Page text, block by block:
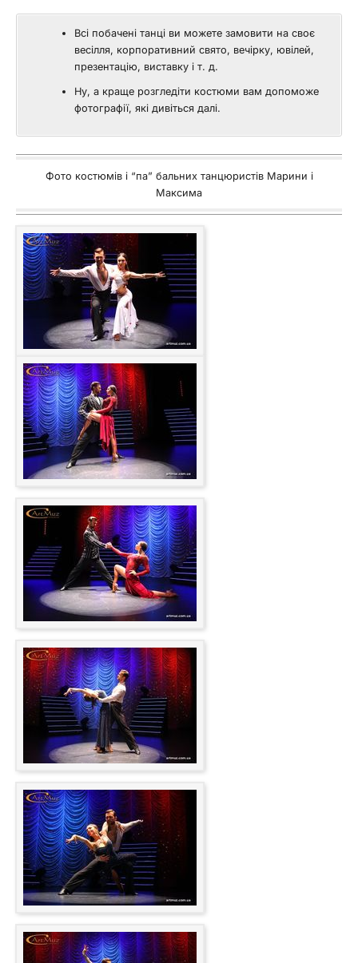
Всі побачені танці ви можете замовити на своє
весілля, корпоративний свято, вечірку, ювілей,
презентацію, виставку і т. д.
Ну, а краще розгледіти костюми вам допоможе
фотографії, які дивіться далі.
Фото костюмів і “па” бальних танцюристів Марини і
Максима